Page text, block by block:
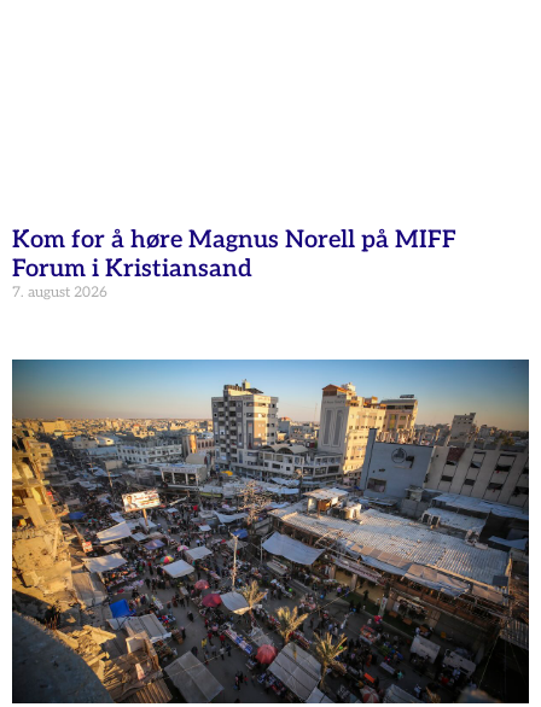
Kom for å høre Magnus Norell på MIFF
Forum i Kristiansand
7. august 2026